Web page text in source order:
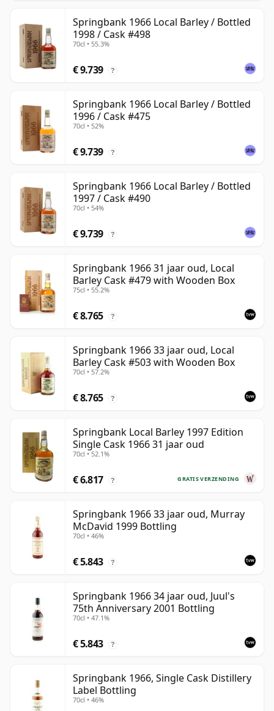
Springbank 1966 Local Barley / Bottled
1998 / Cask #498
70cl • 55.3%
€ 9.739 ?
Springbank 1966 Local Barley / Bottled
1996 / Cask #475
70cl • 52%
€ 9.739 ?
Springbank 1966 Local Barley / Bottled
1997 / Cask #490
70cl • 54%
€ 9.739 ?
Springbank 1966 31 jaar oud, Local
Barley Cask #479 with Wooden Box
75cl • 55.2%
€ 8.765 ?
Springbank 1966 33 jaar oud, Local
Barley Cask #503 with Wooden Box
70cl • 57.2%
€ 8.765 ?
Springbank Local Barley 1997 Edition
Single Cask 1966 31 jaar oud
70cl • 52.1%
GRATIS VERZENDING
€ 6.817 ?
Springbank 1966 33 jaar oud, Murray
McDavid 1999 Bottling
70cl • 46%
€ 5.843 ?
Springbank 1966 34 jaar oud, Juul's
75th Anniversary 2001 Bottling
70cl • 47.1%
€ 5.843 ?
Springbank 1966, Single Cask Distillery
Label Bottling
70cl • 46%